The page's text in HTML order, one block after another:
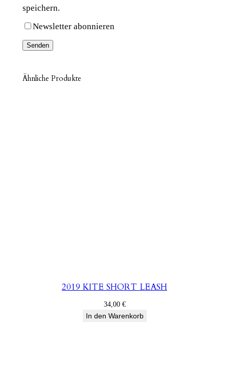
speichern.
Newsletter abonnieren
Ähnliche Produkte
2019 KITE SHORT LEASH
34,00 €
In den Warenkorb